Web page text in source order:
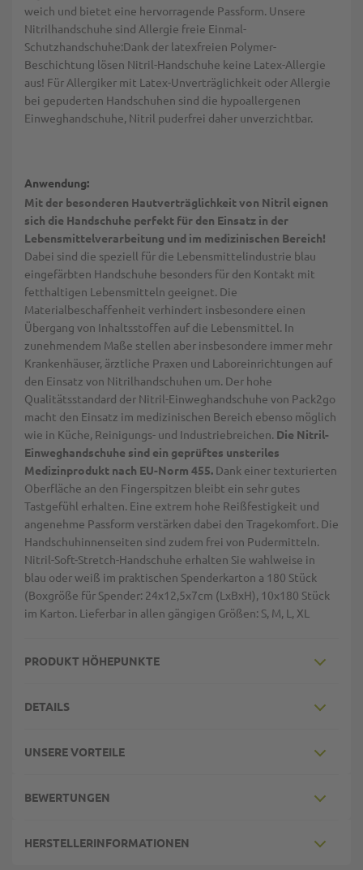
weich und bietet eine hervorragende Passform. Unsere
Nitrilhandschuhe sind Allergie freie Einmal-
Schutzhandschuhe:Dank der latexfreien Polymer-
Beschichtung lösen Nitril-Handschuhe keine Latex-Allergie
aus! Für Allergiker mit Latex-Unverträglichkeit oder Allergie
bei gepuderten Handschuhen sind die hypoallergenen
Einweghandschuhe, Nitril puderfrei daher unverzichtbar.
Anwendung:
Mit der besonderen Hautverträglichkeit von Nitril eignen
sich die Handschuhe perfekt für den Einsatz in der
Lebensmittelverarbeitung und im medizinischen Bereich!
Dabei sind die speziell für die Lebensmittelindustrie blau
eingefärbten Handschuhe besonders für den Kontakt mit
fetthaltigen Lebensmitteln geeignet. Die
Materialbeschaffenheit verhindert insbesondere einen
Übergang von Inhaltsstoffen auf die Lebensmittel. In
zunehmendem Maße stellen aber insbesondere immer mehr
Krankenhäuser, ärztliche Praxen und Laboreinrichtungen auf
den Einsatz von Nitrilhandschuhen um. Der hohe
Qualitätsstandard der Nitril-Einweghandschuhe von Pack2go
macht den Einsatz im medizinischen Bereich ebenso möglich
wie in Küche, Reinigungs- und Industriebreichen. Die Nitril-
Einweghandschuhe sind ein geprüftes unsteriles
Medizinprodukt nach EU-Norm 455. Dank einer texturierten
Oberfläche an den Fingerspitzen bleibt ein sehr gutes
Tastgefühl erhalten. Eine extrem hohe Reißfestigkeit und
angenehme Passform verstärken dabei den Tragekomfort. Die
Handschuhinnenseiten sind zudem frei von Pudermitteln.
Nitril-Soft-Stretch-Handschuhe erhalten Sie wahlweise in
blau oder weiß im praktischen Spenderkarton a 180 Stück
(Boxgröße für Spender: 24x12,5x7cm (LxBxH), 10x180 Stück
im Karton. Lieferbar in allen gängigen Größen: S, M, L, XL
PRODUKT HÖHEPUNKTE
DETAILS
UNSERE VORTEILE
BEWERTUNGEN
HERSTELLERINFORMATIONEN